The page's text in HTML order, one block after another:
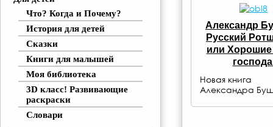
Что? Когда и Почему?
История для детей
Сказки
Книги для малышей
Моя библиотека
3D класс! Развивающие
раскраски
Словари
Александр
Русский
или
Новая книга
Александра